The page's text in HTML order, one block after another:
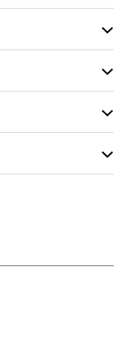
Orkanger
113, 7300